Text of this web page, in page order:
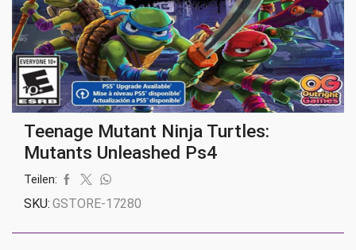
Teenage Mutant Ninja Turtles:
Mutants Unleashed Ps4
Teilen:
SKU: GSTORE-17280